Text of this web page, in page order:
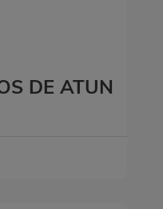
DE ATUN